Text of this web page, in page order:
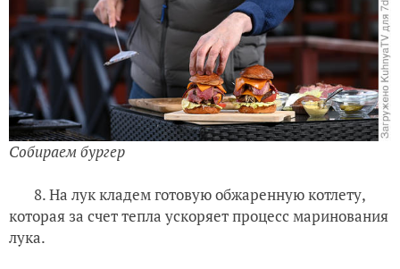
Собираем бургер
8. На лук кладем готовую обжаренную котлету,
которая за счет тепла ускоряет процесс маринования
лука.